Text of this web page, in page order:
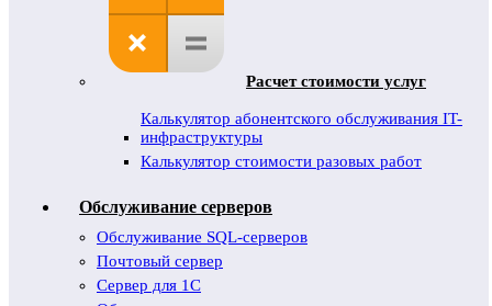
Расчет стоимости услуг
Калькулятор абонентского обслуживания IT-
инфраструктуры
Калькулятор стоимости разовых работ
Обслуживание серверов
Обслуживание SQL-серверов
Почтовый сервер
Сервер для 1С